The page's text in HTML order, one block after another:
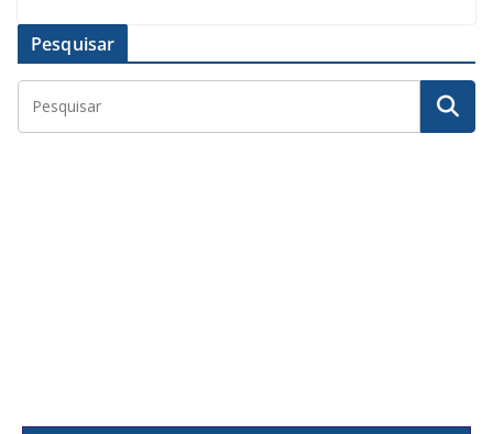
Pesquisar